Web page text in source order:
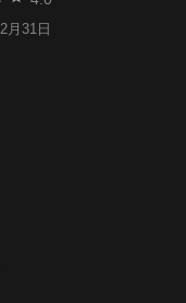
月31日